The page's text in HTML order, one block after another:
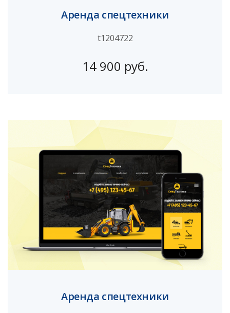
Аренда спецтехники
t1204722
14 900 руб.
Аренда спецтехники